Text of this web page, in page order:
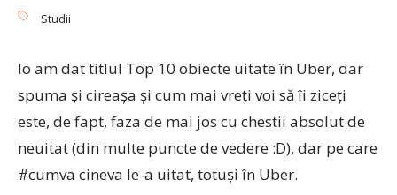
Studii
Io am dat titlul Top 10 obiecte uitate în Uber, dar
spuma și cireașa și cum mai vreți voi să îi ziceți
este, de fapt, faza de mai jos cu chestii absolut de
neuitat (din multe puncte de vedere :D), dar pe care
#cumva cineva le-a uitat, totuși în Uber.